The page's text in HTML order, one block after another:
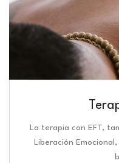
La terapia con EFT,
Liberación